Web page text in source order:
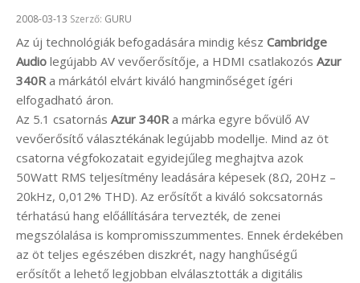
Beküldve:
2008-03-13 Szerző: GURU
Az új technológiák befogadására mindig kész Cambridge
Audio legújabb AV vevőerősítője, a HDMI csatlakozós Azur
340R a márkától elvárt kiváló hangminőséget ígéri
elfogadható áron.
Az 5.1 csatornás Azur 340R a márka egyre bővülő AV
vevőerősítő választékának legújabb modellje. Mind az öt
csatorna végfokozatait egyidejűleg meghajtva azok
50Watt RMS teljesítmény leadására képesek (8Ω, 20Hz –
20kHz, 0,012% THD). Az erősítőt a kiváló sokcsatornás
térhatású hang előállítására tervezték, de zenei
megszólalása is kompromisszummentes. Ennek érdekében
az öt teljes egészében diszkrét, nagy hanghűségű
erősítőt a lehető legjobban elválasztották a digitális